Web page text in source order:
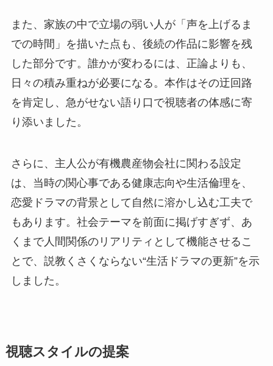
また、家族の中で立場の弱い人が「声を上げるま
での時間」を描いた点も、後続の作品に影響を残
した部分です。誰かが変わるには、正論よりも、
日々の積み重ねが必要になる。本作はその迂回路
を肯定し、急がせない語り口で視聴者の体感に寄
り添いました。
さらに、主人公が有機農産物会社に関わる設定
は、当時の関心事である健康志向や生活倫理を、
恋愛ドラマの背景として自然に溶かし込む工夫で
もあります。社会テーマを前面に掲げすぎず、あ
くまで人間関係のリアリティとして機能させるこ
とで、説教くさくならない“生活ドラマの更新”を示
しました。
視聴スタイルの提案